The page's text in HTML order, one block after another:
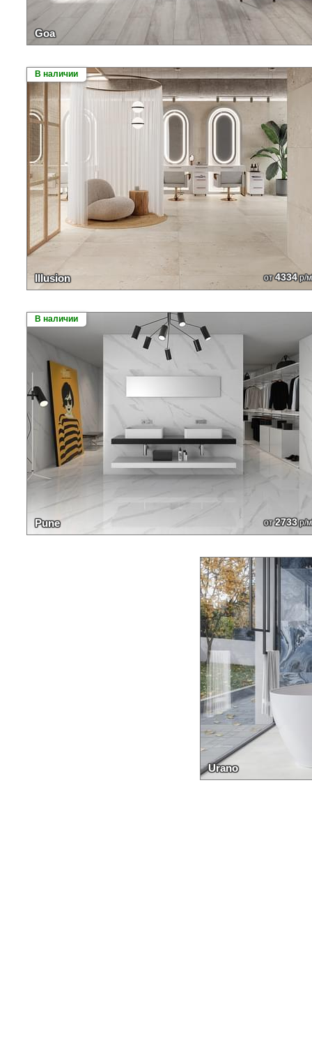
Goa
В наличии
Illusion от4334р/
В наличии
Pune от2733р/
Urano